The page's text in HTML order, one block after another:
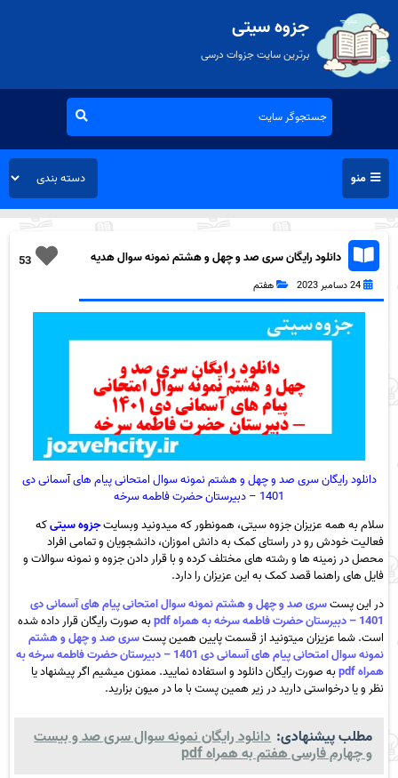
جزوه سیتی
برترین سایت جزوات درسی
منو
53
دانلود رایگان سری صد و چهل و هشتم نمونه سوال هدیه
های آسمان هفتم به همراه pdf
24 دسامبر 2023 هفتم
دانلود رایگان سری صد و چهل و هشتم نمونه سوال امتحانی پیام های آسمانی دی
1401 – دبیرستان حضرت فاطمه سرخه
سلام به همه عزیزان جزوه سیتی، همونطور که میدونید وبسایتجزوه سیتیکه
فعالیت خودش رو در راستای کمک به دانش اموزان، دانشجویان و تمامی افراد
محصل در زمینه ها و رشته های مختلف کرده و با قرار دادن جزوه و نمونه سوالات و
فایل های راهنما قصد کمک به این عزیزان را دارد.
در این پستسری صد و چهل و هشتم نمونه سوال امتحانی پیام های آسمانی دی
1401 – دبیرستان حضرت فاطمه سرخه به همراه pdf
به صورت رایگان قرار داده شده
است. شما عزیزان میتونید از قسمت پایین همین پستسری صد و چهل و هشتم
نمونه سوال امتحانی پیام های آسمانی دی 1401 – دبیرستان حضرت فاطمه سرخه به
همراه pdf
به صورت رایگان دانلود و استفاده نمایید. ممنون میشیم اگر پیشنهاد یا
نظر و یا درخواستی دارید در زیر همین پست با ما در میون بزارید.
مطلب پیشنهادی: دانلود رایگان نمونه سوال سری صد و بیست
و چهارم فارسی هفتم به همراه pdf